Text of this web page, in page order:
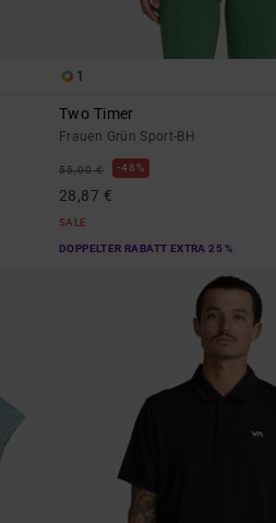
1
Two Timer
Frauen Grün Sport-BH
55,00 € 48%
28,87 €
SALE
DOPPELTER RABATT EXTRA 25 %